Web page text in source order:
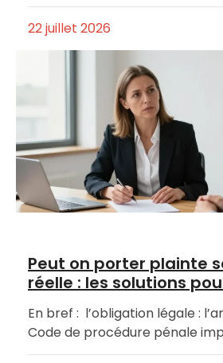
22 juillet 2026
Peut on porter plainte
réelle : les solutions
En bref : l’obligation légale :
Code de procédure pénale